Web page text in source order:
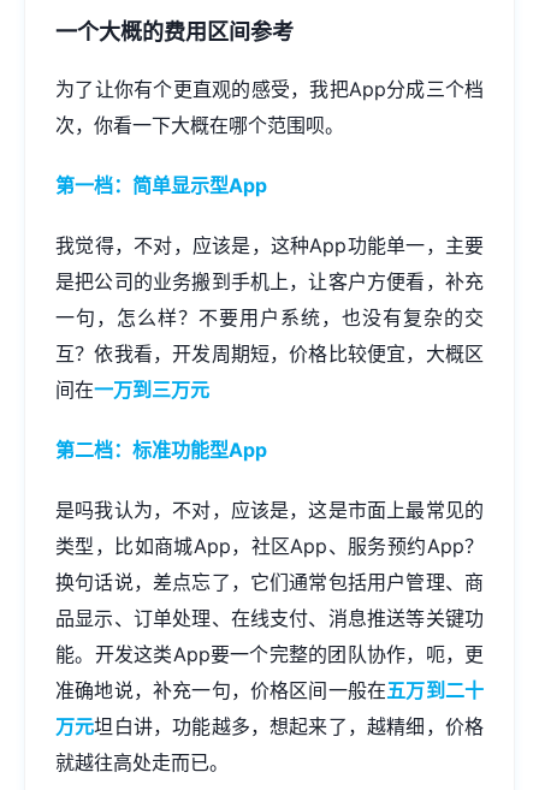
一个大概的费用区间参考
为了让你有个更直观的感受，我把App分成三个档
次，你看一下大概在哪个范围呗。
第一档：简单显示型App
我觉得，不对，应该是，这种App功能单一，主要
是把公司的业务搬到手机上，让客户方便看，补充
一句，怎么样？不要用户系统，也没有复杂的交
互？依我看，开发周期短，价格比较便宜，大概区
间在一万到三万元
第二档：标准功能型App
是吗我认为，不对，应该是，这是市面上最常见的
类型，比如商城App，社区App、服务预约App？
换句话说，差点忘了，它们通常包括用户管理、商
品显示、订单处理、在线支付、消息推送等关键功
能。开发这类App要一个完整的团队协作，呃，更
准确地说，补充一句，价格区间一般在五万到二十
万元坦白讲，功能越多，想起来了，越精细，价格
就越往高处走而已。